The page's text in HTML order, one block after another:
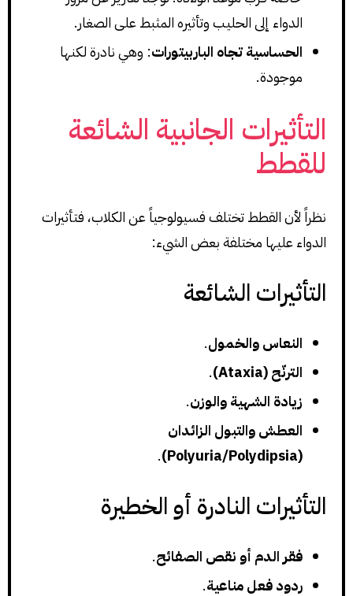
الدواء إلى الحليب وتأثيره المثبط على الصغار.
الحساسية تجاه الباربيتورات: وهي نادرة لكنها
موجودة.
التأثيرات الجانبية الشائعة
للقطط
نظراً لأن القطط تختلف فسيولوجياً عن الكلاب، فتأثيرات
الدواء عليها مختلفة بعض الشيء:
التأثيرات الشائعة
النعاس والخمول.
الترنّح (Ataxia)
.
زيادة الشهية والوزن.
العطش والتبول الزائدان
(Polyuria/Polydipsia)
.
التأثيرات النادرة أو الخطيرة
فقر الدم أو نقص الصفائح.
ردود فعل مناعية.